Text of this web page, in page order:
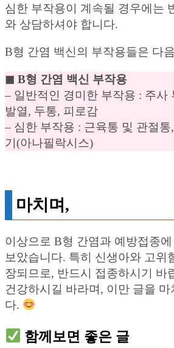
심한 부작용이 계속될 경우에는
와 상담하셔야 합니다.
B형 간염 백신의 부작용들은 다
◼︎ B형 간염 백신 부작용
– 일반적인 경미한 부작용 : 주사
발열, 두통, 피로감
– 심한 부작용 : 근육통 및 관절
기(아나필락시스)
마치며,
이상으로 B형 간염과 예방접종
보았습니다. 특히 신생아와 고위
장되므로, 반드시 접종하시기 바
건강하시길 바라며, 이만 글을 마
다.
함께보면 좋은 글